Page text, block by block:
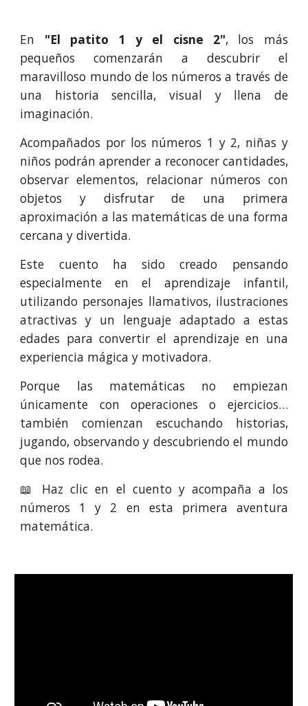
En "El patito 1 y el cisne 2", los más
pequeños comenzarán a descubrir el
maravilloso mundo de los números a través de
una historia sencilla, visual y llena de
imaginación.
Acompañados por los números 1 y 2, niñas y
niños podrán aprender a reconocer cantidades,
observar elementos, relacionar números con
objetos y disfrutar de una primera
aproximación a las matemáticas de una forma
cercana y divertida.
Este cuento ha sido creado pensando
especialmente en el aprendizaje infantil,
utilizando personajes llamativos, ilustraciones
atractivas y un lenguaje adaptado a estas
edades para convertir el aprendizaje en una
experiencia mágica y motivadora.
Porque las matemáticas no empiezan
únicamente con operaciones o ejercicios…
también comienzan escuchando historias,
jugando, observando y descubriendo el mundo
que nos rodea.
📖 Haz clic en el cuento y acompaña a los
números 1 y 2 en esta primera aventura
matemática.